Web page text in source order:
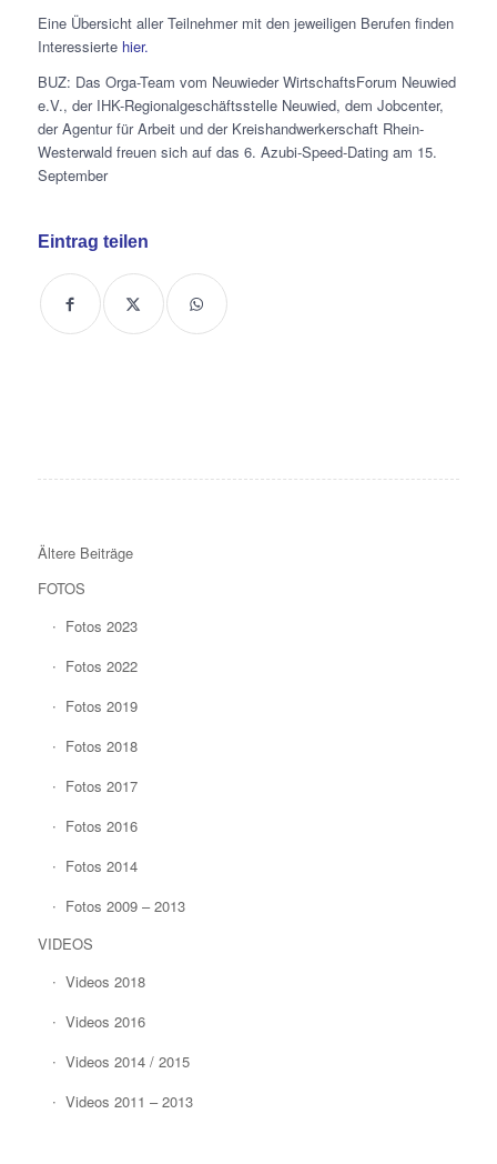
Eine Übersicht aller Teilnehmer mit den jeweiligen Berufen finden
Interessierte hier.
BUZ: Das Orga-Team vom Neuwieder WirtschaftsForum Neuwied
e.V., der IHK-Regionalgeschäftsstelle Neuwied, dem Jobcenter,
der Agentur für Arbeit und der Kreishandwerkerschaft Rhein-
Westerwald freuen sich auf das 6. Azubi-Speed-Dating am 15.
September
Eintrag teilen
Ältere Beiträge
FOTOS
Fotos 2023
Fotos 2022
Fotos 2019
Fotos 2018
Fotos 2017
Fotos 2016
Fotos 2014
Fotos 2009 – 2013
VIDEOS
Videos 2018
Videos 2016
Videos 2014 / 2015
Videos 2011 – 2013